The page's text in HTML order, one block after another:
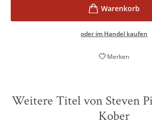
oder im Handel kaufen
Merken
Weitere Titel von Steven
Kober